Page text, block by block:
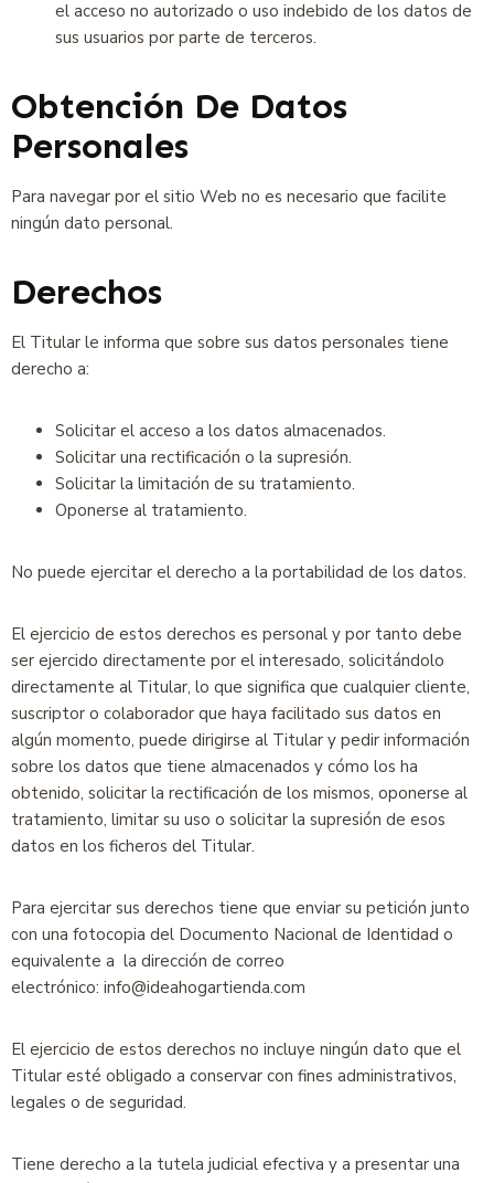
el acceso no autorizado o uso indebido de los datos de
sus usuarios por parte de terceros.
Obtención De Datos
Personales
Para navegar por el sitio Web no es necesario que facilite
ningún dato personal.
Derechos
El Titular le informa que sobre sus datos personales tiene
derecho a:
Solicitar el acceso a los datos almacenados.
Solicitar una rectificación o la supresión.
Solicitar la limitación de su tratamiento.
Oponerse al tratamiento.
No puede ejercitar el derecho a la portabilidad de los datos.
El ejercicio de estos derechos es personal y por tanto debe
ser ejercido directamente por el interesado, solicitándolo
directamente al Titular, lo que significa que cualquier cliente,
suscriptor o colaborador que haya facilitado sus datos en
algún momento, puede dirigirse al Titular y pedir información
sobre los datos que tiene almacenados y cómo los ha
obtenido, solicitar la rectificación de los mismos, oponerse al
tratamiento, limitar su uso o solicitar la supresión de esos
datos en los ficheros del Titular.
Para ejercitar sus derechos tiene que enviar su petición junto
con una fotocopia del Documento Nacional de Identidad o
equivalente a la dirección de correo
electrónico: info@ideahogartienda.com
El ejercicio de estos derechos no incluye ningún dato que el
Titular esté obligado a conservar con fines administrativos,
legales o de seguridad.
Tiene derecho a la tutela judicial efectiva y a presentar una